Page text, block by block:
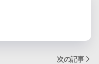
次の記事